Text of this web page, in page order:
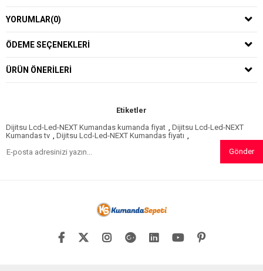
YORUMLAR(0)
ÖDEME SEÇENEKLERI
ÜRÜN ÖNERILERI
Etiketler
Dijitsu Lcd-Led-NEXT Kumandas kumanda fiyat , Dijitsu Lcd-Led-NEXT
Kumandas tv , Dijitsu Lcd-Led-NEXT Kumandas fiyatı ,
Gönder